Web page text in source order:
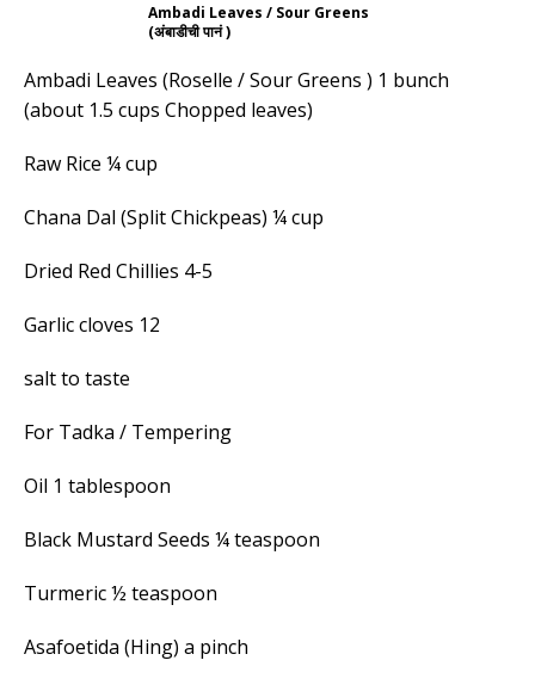
Ambadi Leaves / Sour Greens
(अंबाडीची पानं )
Ambadi Leaves (Roselle / Sour Greens ) 1 bunch
(about 1.5 cups Chopped leaves)
Raw Rice ¼ cup
Chana Dal (Split Chickpeas) ¼ cup
Dried Red Chillies 4-5
Garlic cloves 12
salt to taste
For Tadka / Tempering
Oil 1 tablespoon
Black Mustard Seeds ¼ teaspoon
Turmeric ½ teaspoon
Asafoetida (Hing) a pinch